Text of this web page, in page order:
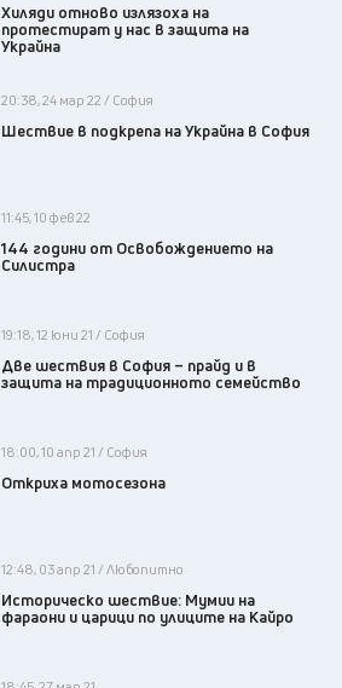
Хиляди отново излязоха на
протестират у нас в защита на
Украйна
20:38, 24 мар 22 / София
Шествие в подкрепа на Украйна в София
11:45, 10 фев 22
144 години от Освобождението на
Силистра
19:18, 12 юни 21 / София
Две шествия в София – прайд и в
защита на традиционното семейство
18:00, 10 апр 21 / София
Откриха мотосезона
12:48, 03 апр 21 / Любопитно
Историческо шествие: Мумии на
фараони и царици по улиците на Кайро